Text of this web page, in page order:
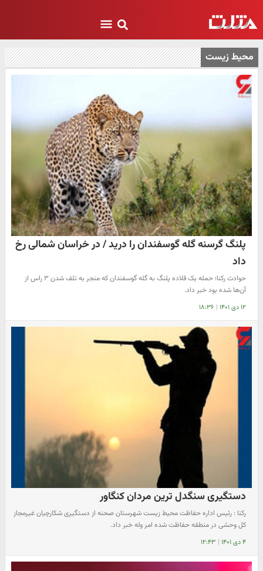
محیط زیست
پلنگ گرسنه گله گوسفندان را درید / در خراسان شمالی رخ
داد
حوادث رکنا؛ حمله یک قلاده پلنگ به گله گوسفندان که منجر به تلف شدن ۳ راس از
آن‌ها شده بود خبر داد.
۱۲ دی ۱۴۰۱ | ۱۸:۳۶
دستگیری سنگدل ترین مردان کنگاور
رکنا : رئیس اداره حفاظت محیط زیست شهرستان صحنه از دستگیری شکارچیان غیرمجاز
کل وحشی در منطقه حفاظت شده امر وله خبر داد.
۴ دی ۱۴۰۱ | ۱۲:۴۳